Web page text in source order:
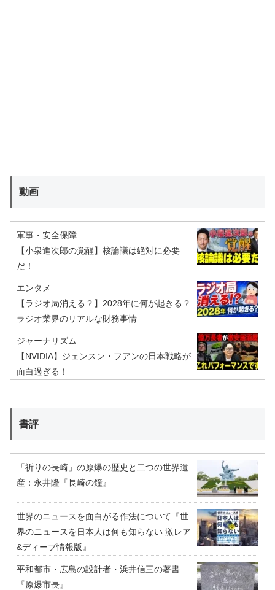
動画
軍事・安全保障
【小泉進次郎の覚醒】核論議は絶対に必要
だ！
エンタメ
【ラジオ局消える？】2028年に何が起きる？
ラジオ業界のリアルな財務事情
ジャーナリズム
【NVIDIA】ジェンスン・フアンの日本戦略が
面白過ぎる！
書評
「祈りの長崎」の原爆の歴史と二つの世界遺
産：永井隆『長崎の鐘』
世界のニュースを面白がる作法について『世
界のニュースを日本人は何も知らない 激レア
&ディープ情報版』
平和都市・広島の設計者・浜井信三の著書
『原爆市長』